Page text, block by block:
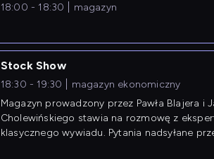
18:00 - 18:30 magazyn
Stock Show
18:30 - 19:30
magazyn ekonomiczny
Magazyn prowadzony przez Pawła Blajera i
Cholewińskiego stawia na rozmowę z
klasycznego wywiadu. Pytania nadsyłane